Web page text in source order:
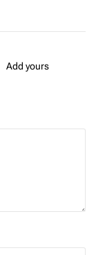
Add yours